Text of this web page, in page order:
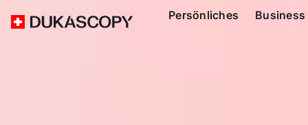
Persönliches Business